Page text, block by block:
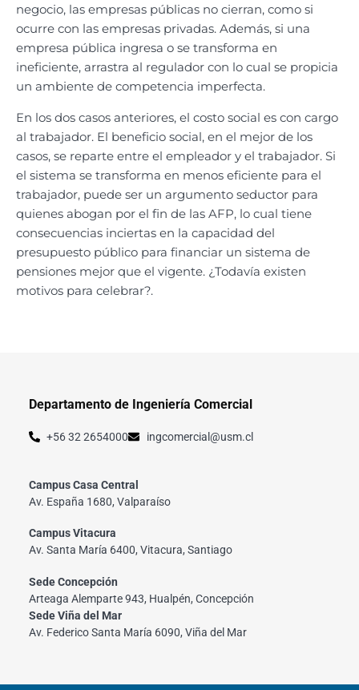
negocio, las empresas públicas no cierran, como si
ocurre con las empresas privadas. Además, si una
empresa pública ingresa o se transforma en
ineficiente, arrastra al regulador con lo cual se propicia
un ambiente de competencia imperfecta.
En los dos casos anteriores, el costo social es con cargo
al trabajador. El beneficio social, en el mejor de los
casos, se reparte entre el empleador y el trabajador. Si
el sistema se transforma en menos eficiente para el
trabajador, puede ser un argumento seductor para
quienes abogan por el fin de las AFP, lo cual tiene
consecuencias inciertas en la capacidad del
presupuesto público para financiar un sistema de
pensiones mejor que el vigente. ¿Todavía existen
motivos para celebrar?.
Departamento de Ingeniería Comercial
+56 32 2654000 ingcomercial@usm.cl
Campus Casa Central
Av. España 1680, Valparaíso
Campus Vitacura
Av. Santa María 6400, Vitacura, Santiago
Sede Concepción
Arteaga Alemparte 943, Hualpén, Concepción
Sede Viña del Mar
Av. Federico Santa María 6090, Viña del Mar